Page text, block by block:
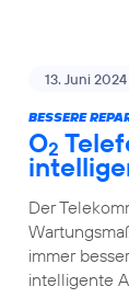
13. Juni 2024
BESSERE
O2
Der
immer
intelligente